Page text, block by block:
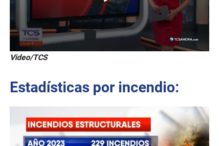
0
s
o
n
s
Video/TCS
Estadísticas por incendio: